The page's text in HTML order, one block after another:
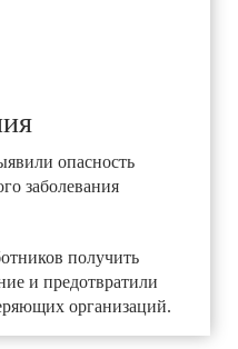
опасность
заболевания
получить
и предотвратили
организаций.